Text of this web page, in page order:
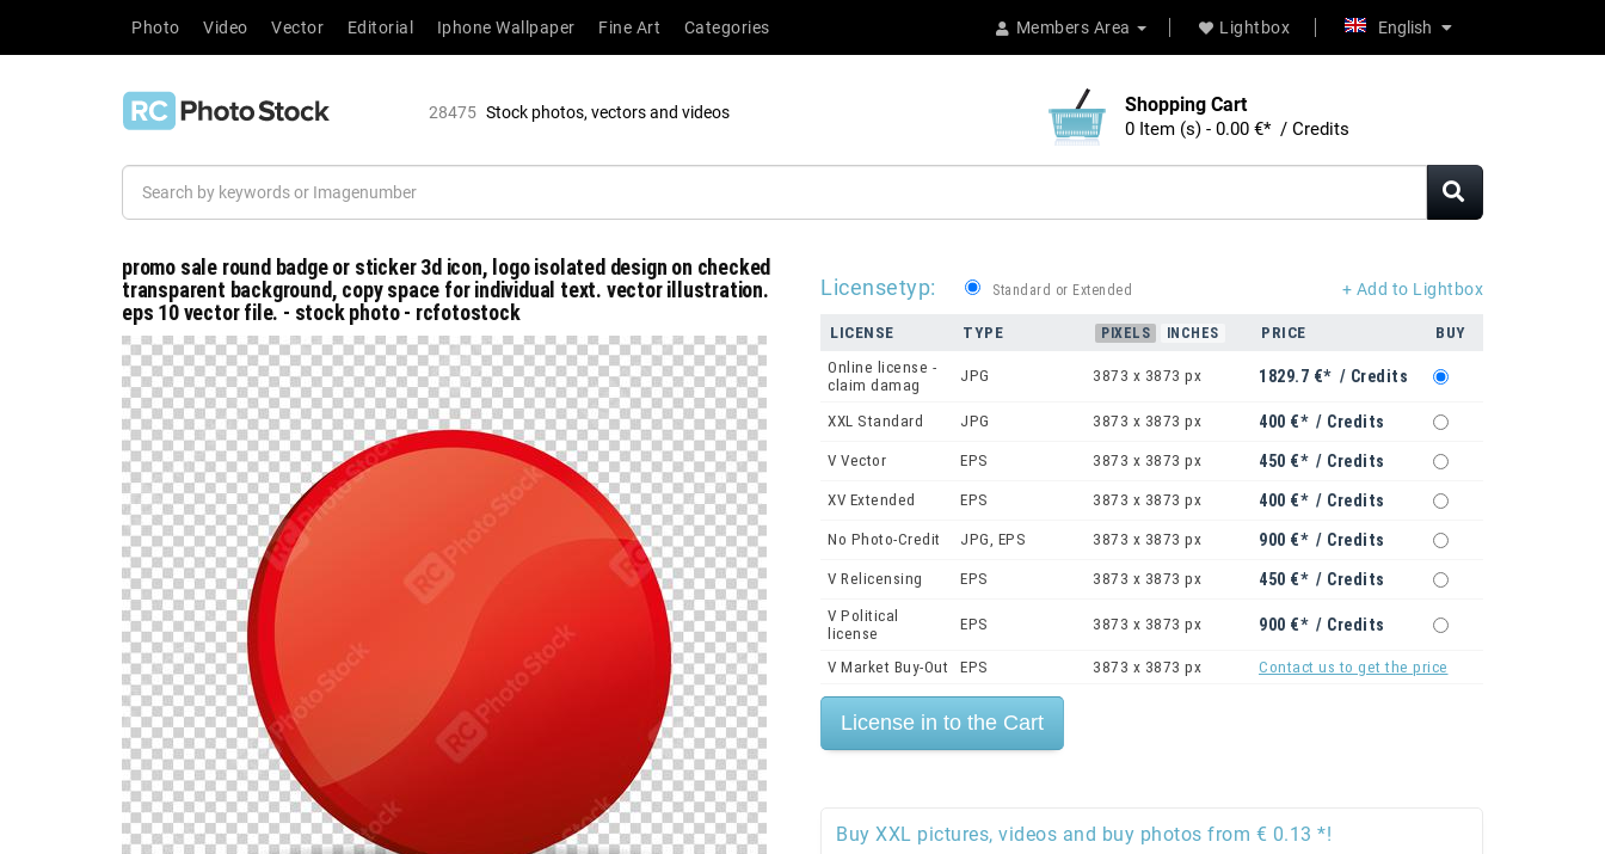
Members Area Lightbox English
Photo Video Vector Editorial Iphone Wallpaper Fine Art Categories
28475 Stock photos, vectors and videos Shopping Cart
0 Item (s) - 0.00 €* / Credits
promo sale round badge or sticker 3d icon, logo isolated design on checked
transparent background, copy space for individual text. vector illustration.
eps 10 vector file. - stock photo - rcfotostock
+ Add to Lightbox
Licensetyp: Standard or Extended
LICENSE TYPE PIXELS INCHES PRICE
BUY
Online license -
claim damag
JPG 3873 x 3873 px 1829.7 €* / Credits
XXL Standard JPG 3873 x 3873 px 400 €* / Credits
V Vector EPS 3873 x 3873 px 450 €* / Credits
XV Extended EPS 3873 x 3873 px 400 €* / Credits
No Photo-Credit JPG, EPS 3873 x 3873 px 900 €* / Credits
V Relicensing EPS 3873 x 3873 px 450 €* / Credits
V Political
license
EPS 3873 x 3873 px 900 €* / Credits
V Market Buy-Out EPS 3873 x 3873 px Contact us to get the price
Buy XXL pictures, videos and buy photos from € 0.13 *!